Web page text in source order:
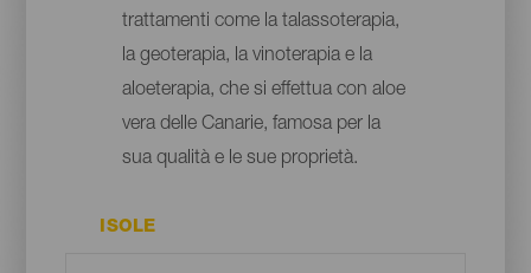
trattamenti come la talassoterapia,
la geoterapia, la vinoterapia e la
aloeterapia, che si effettua con aloe
vera delle Canarie, famosa per la
sua qualità e le sue proprietà.
ISOLE